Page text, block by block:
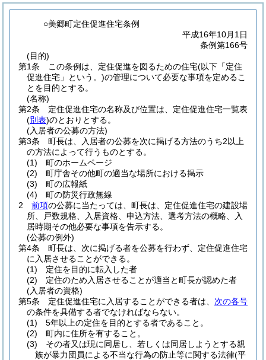
○美郷町定住促進住宅条例
平成16年10月1日
条例第166号
(目的)
第1条
この条例は、定住促進を図るための住宅(以下「定住
促進住宅」という。)の管理について必要な事項を定めるこ
とを目的とする。
(名称)
第2条
定住促進住宅の名称及び位置は、定住促進住宅一覧表
(別表)のとおりとする。
(入居者の公募の方法)
第3条
町長は、入居者の公募を次に掲げる方法のうち2以上
の方法によって行うものとする。
(1)
町のホームページ
(2)
町庁舎その他町の適当な場所における掲示
(3)
町の広報紙
(4)
町の防災行政無線
2
前項の公募に当たっては、町長は、定住促進住宅の建設場
所、戸数規格、入居資格、申込方法、選考方法の概略、入
居時期その他必要な事項を告示する。
(公募の例外)
第4条
町長は、次に掲げる者を公募を行わず、定住促進住宅
に入居させることができる。
(1)
定住を目的に転入した者
(2)
定住のため入居させることが適当と町長が認めた者
(入居者の資格)
第5条
定住促進住宅に入居することができる者は、 次の各号
の条件を具備する者でなければならない。
(1)
5年以上の定住を目的とする者であること。
(2)
町内に住所を有すること。
(3)
その者又は現に同居し、若しくは同居しようとする親
族が暴力団員による不当な行為の防止等に関する法律(平